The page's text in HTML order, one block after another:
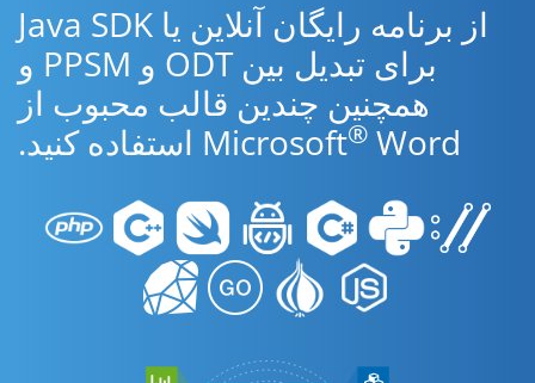
از برنامه رایگان آنلاین یا Java SDK
برای تبدیل بین ODT و PPSM و
همچنین چندین قالب محبوب از
Microsoft® Word استفاده کنید.